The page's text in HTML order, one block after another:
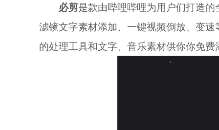
必剪是款由哔哩哔哩为用户们打造
滤镜文字素材添加、一键视频倒放、变
的处理工具和文字、音乐素材供你你免